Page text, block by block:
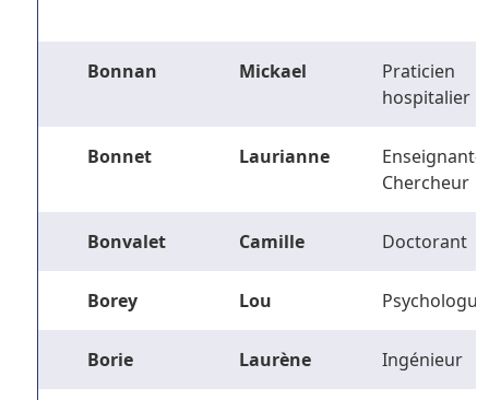
Bonnan Mickael
Praticien
hospitalier
Bonnet Laurianne
Enseignant-
Chercheur
Bonvalet Camille Doctorant
Borey Lou Psychologue
Borie Laurène Ingénieur